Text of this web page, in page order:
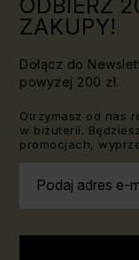
ODBIERZ
ZAKUPY!
Dołącz do
powyżej 200 zł.
Otrzymasz od nas
w biżuterii.
promocjach,
Podaj adres e-